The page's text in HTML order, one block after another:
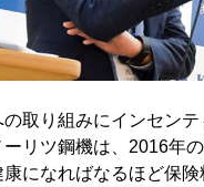
取り組みにインセン
リツ鋼機は、2016年
康になればなるほど保